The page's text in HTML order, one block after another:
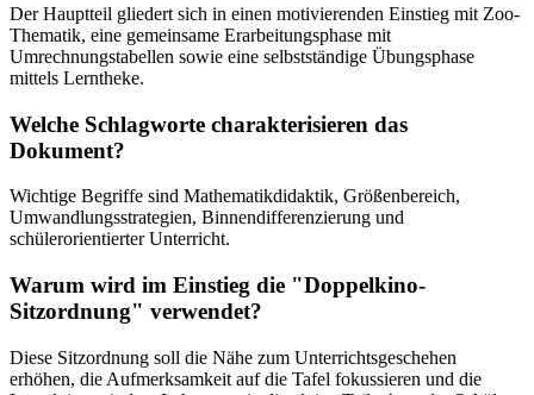
Der Hauptteil gliedert sich in einen motivierenden Einstieg mit Zoo-
Thematik, eine gemeinsame Erarbeitungsphase mit
Umrechnungstabellen sowie eine selbstständige Übungsphase
mittels Lerntheke.
Welche Schlagworte charakterisieren das
Dokument?
Wichtige Begriffe sind Mathematikdidaktik, Größenbereich,
Umwandlungsstrategien, Binnendifferenzierung und
schülerorientierter Unterricht.
Warum wird im Einstieg die "Doppelkino-
Sitzordnung" verwendet?
Diese Sitzordnung soll die Nähe zum Unterrichtsgeschehen
erhöhen, die Aufmerksamkeit auf die Tafel fokussieren und die